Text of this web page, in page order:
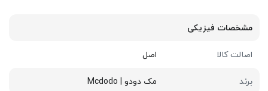
مشخصات فیزیکی
اصالت کالا
اصل
برند
مک دودو | Mcdodo